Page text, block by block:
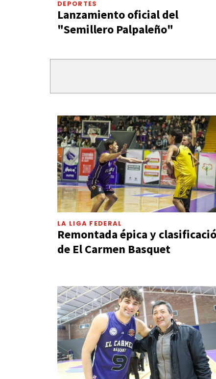
DEPORTES
Lanzamiento oficial del
"Semillero Palpaleño"
LA LIGA FEDERAL
Remontada épica y
de El Carmen Basquet